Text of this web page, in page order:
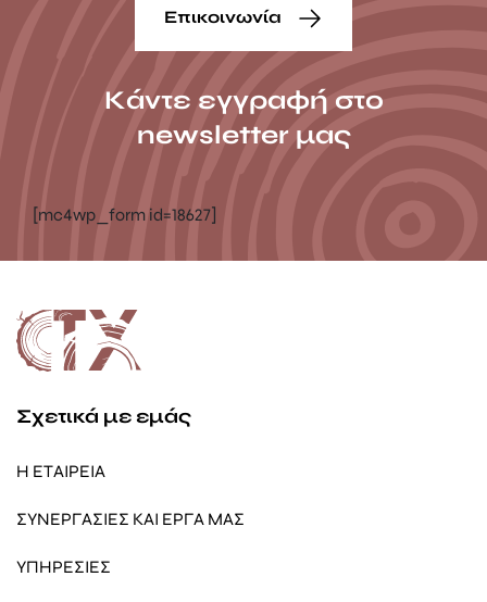
Επικοινωνία
Κάντε εγγραφή στο
newsletter μας
[mc4wp_form id=18627]
Σχετικά με εμάς
Η ΕΤΑΙΡΕΙΑ
ΣΥΝΕΡΓΑΣΙΕΣ ΚΑΙ ΕΡΓΑ ΜΑΣ
ΥΠΗΡΕΣΙΕΣ